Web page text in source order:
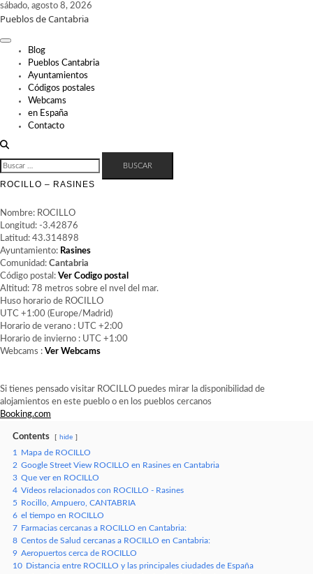
Skip
to
sábado, agosto 8, 2026
Pueblos de Cantabria
Blog
Pueblos Cantabria
Ayuntamientos
Códigos postales
Webcams
en España
Contacto
BUSCAR:
ROCILLO – RASINES
Nombre: ROCILLO
Longitud: -3.42876
Latitud: 43.314898
Ayuntamiento: Rasines
Comunidad: Cantabria
Código postal: Ver Codigo postal
Altitud: 78 metros sobre el nvel del mar.
Huso horario de ROCILLO
UTC +1:00 (Europe/Madrid)
Horario de verano : UTC +2:00
Horario de invierno : UTC +1:00
Webcams : Ver Webcams
Si tienes pensado visitar ROCILLO puedes mirar la disponibilidad de
alojamientos en este pueblo o en los pueblos cercanos
Booking.com
Contents hide
1
Mapa de ROCILLO
2 Google Street View ROCILLO en Rasines en Cantabria
3 Que ver en ROCILLO
4 Vídeos relacionados con ROCILLO - Rasines
5
Rocillo, Ampuero, CANTABRIA
6 el tiempo en ROCILLO
7
Farmacias cercanas a ROCILLO en Cantabria:
8 Centos de Salud cercanas a ROCILLO en Cantabria:
9 Aeropuertos cerca de ROCILLO
10
Distancia entre ROCILLO y las principales ciudades de España